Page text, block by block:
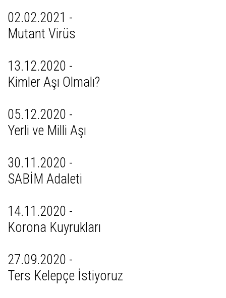
02.02.2021 -
Mutant Virüs
13.12.2020 -
Kimler Aşı Olmalı?
05.12.2020 -
Yerli ve Milli Aşı
30.11.2020 -
SABİM Adaleti
14.11.2020 -
Korona Kuyrukları
27.09.2020 -
Ters Kelepçe İstiyoruz